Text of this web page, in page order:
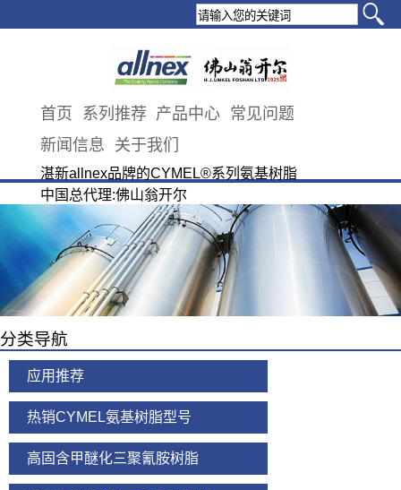
首页 系列推荐 产品中心 常见问题
新闻信息
关于我们
湛新allnex品牌的CYMEL®系列氨基树脂
中国总代理:佛山翁开尔
分类导航
应用推荐
热销CYMEL氨基树脂型号
高固含甲醚化三聚氰胺树脂